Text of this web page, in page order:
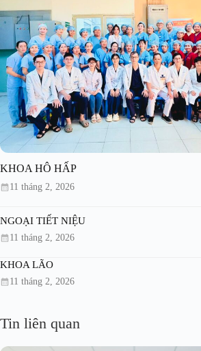
KHOA HÔ HẤP
11 tháng 2, 2026
NGOẠI TIẾT NIỆU
11 tháng 2, 2026
KHOA LÃO
11 tháng 2, 2026
Tin liên quan